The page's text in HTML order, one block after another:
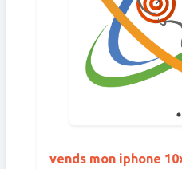
vends mon iphone